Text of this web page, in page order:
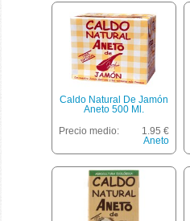
Caldo Natural De Jamón
Aneto 500 Ml.
Precio medio:
1.95 €
Aneto